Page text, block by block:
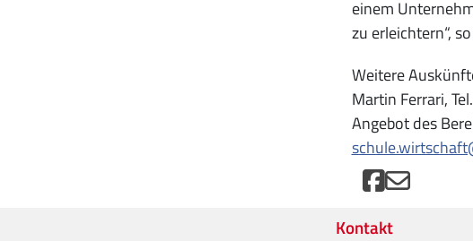
einem
zu erleichtern“,
Weitere
Martin Ferrari,
Angebot des
Kontakt